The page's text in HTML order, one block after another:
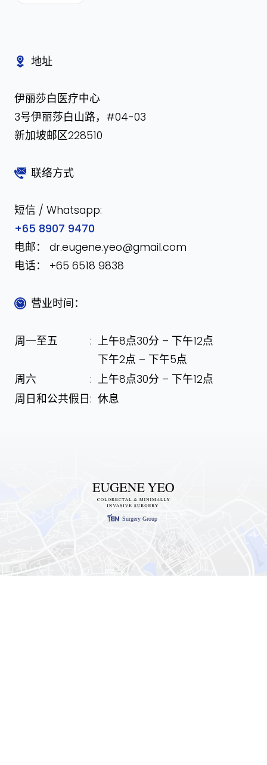
地址
伊丽莎白医疗中心
3号伊丽莎白山路，#04-03
新加坡邮区228510
联络方式
短信 / Whatsapp:
+65 8907 9470
电邮： dr.eugene.yeo@gmail.com
电话： +65 6518 9838
营业时间：
周一至五 : 上午8点30分 – 下午12点
下午2点 – 下午5点
周六
: 上午8点30分 – 下午12点
周日和公共假日: 休息
Surgery Group